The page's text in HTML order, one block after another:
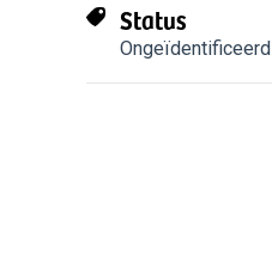
Status
Ongeïdentificeerd